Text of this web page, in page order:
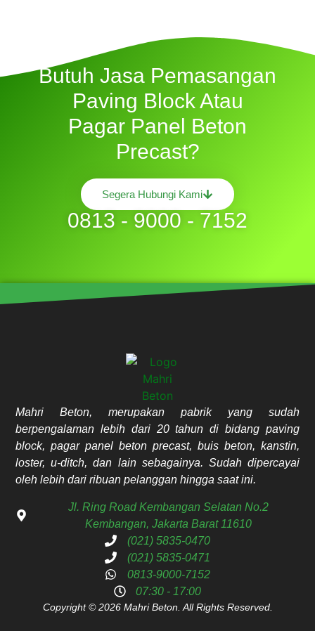
Butuh Jasa Pemasangan
Paving Block Atau
Pagar Panel Beton
Precast?
Segera Hubungi Kami
0813 - 9000 - 7152
Mahri Beton, merupakan pabrik yang sudah
berpengalaman lebih dari 20 tahun di bidang paving
block, pagar panel beton precast, buis beton, kanstin,
loster, u-ditch, dan lain sebagainya. Sudah dipercayai
oleh lebih dari ribuan pelanggan hingga saat ini.
Jl. Ring Road Kembangan Selatan No.2
Kembangan, Jakarta Barat 11610
(021) 5835-0470
(021) 5835-0471
0813-9000-7152
07:30 - 17:00
Copyright © 2026 Mahri Beton. All Rights Reserved.